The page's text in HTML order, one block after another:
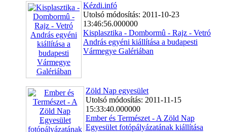
Kézdi.infó
Utolsó módosítás: 2011-10-23
13:46:56.000000
Kisplasztika - Dombormû - Rajz - Vetró
András egyéni kiállítása a budapesti
Vármegye Galériában
Zöld Nap egyesület
Utolsó módosítás: 2011-11-15
15:33:40.000000
Ember és Természet - A Zöld Nap
Egyesület fotópályázatának kiállítása